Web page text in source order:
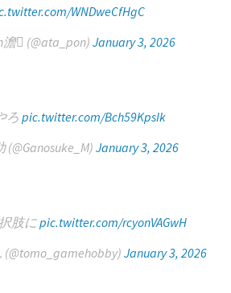
WNDweCfHgC
 (@ata_pon) January 3, 2026
ろ pic.twitter.com/Bch59KpsIk
January 3, 2026
肢にpic.twitter.com/rcyonVAGwH
January 3, 2026